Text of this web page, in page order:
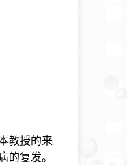
教授的来
的复发。